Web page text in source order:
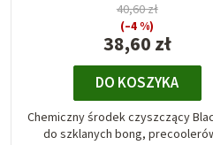
38,60 zł
40,60 zł
(–4 %)
DO KOSZYKA
Chemiczny środek czyszczący
do szklanych bong,